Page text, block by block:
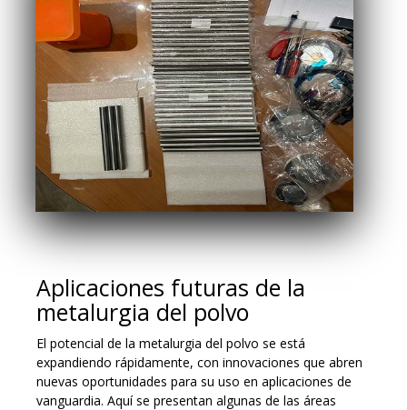
Aplicaciones futuras de la
metalurgia del polvo
El potencial de la metalurgia del polvo se está
expandiendo rápidamente, con innovaciones que abren
nuevas oportunidades para su uso en aplicaciones de
vanguardia. Aquí se presentan algunas de las áreas